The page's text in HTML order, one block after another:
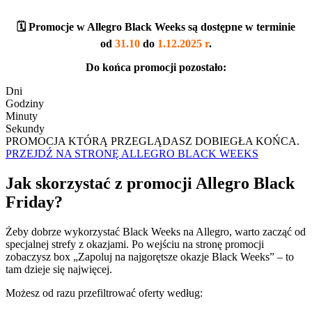
🗓️ Promocje w Allegro Black Weeks są dostępne w terminie
od 31.10 do 1.12.2025 r.
Do końca promocji pozostało:
Dni
Godziny
Minuty
Sekundy
PROMOCJA KTÓRĄ PRZEGLĄDASZ DOBIEGŁA KOŃCA.
PRZEJDŹ NA STRONĘ ALLEGRO BLACK WEEKS
Jak skorzystać z promocji Allegro Black
Friday?
Żeby dobrze wykorzystać Black Weeks na Allegro, warto zacząć od
specjalnej strefy z okazjami. Po wejściu na stronę promocji
zobaczysz box „Zapoluj na najgorętsze okazje Black Weeks” – to
tam dzieje się najwięcej.
Możesz od razu przefiltrować oferty według: